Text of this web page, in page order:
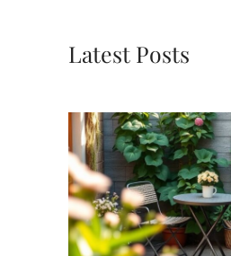
Latest Posts